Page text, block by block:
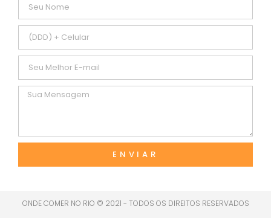
ENVIAR
ONDE COMER NO RIO © 2021 - TODOS OS DIREITOS RESERVADOS